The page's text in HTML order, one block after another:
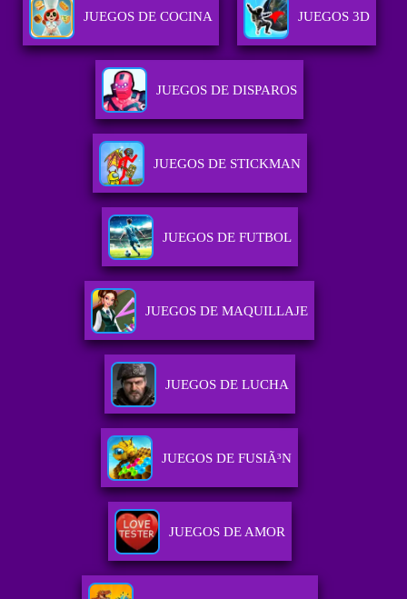
JUEGOS DE COCINA JUEGOS 3D
JUEGOS DE DISPAROS
JUEGOS DE STICKMAN
JUEGOS DE FUTBOL
JUEGOS DE MAQUILLAJE
JUEGOS DE LUCHA
JUEGOS DE FUSIÃ³N
JUEGOS DE AMOR